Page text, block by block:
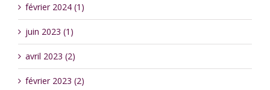
février 2024 (1)
juin 2023 (1)
avril 2023 (2)
février 2023 (2)